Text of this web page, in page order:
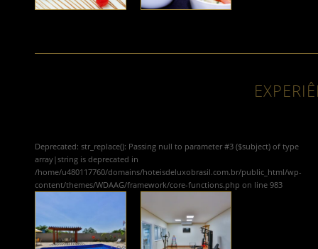
Deprecated: str_replace(): Passing null to parameter #3 ($subject) of type
array|string is deprecated in
/home/u480117760/domains/hoteisdeluxobrasil.com.br/public_html/wp-
content/themes/WDAAG/framework/core-functions.php on line 983